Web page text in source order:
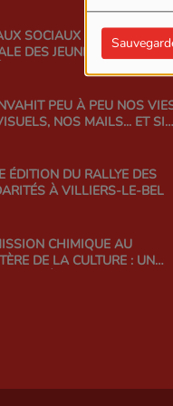
SOCIAUX ET SANTÉ
DES JEUNES : TROUVER
PEU À PEU NOS
NOS MAILS... ET SI
ÉDITION DU RALLYE DES
À VILLIERS-LE-BEL
CHIMIQUE AU
DE LA CULTURE : UN